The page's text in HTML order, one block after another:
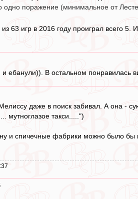
одно поражение (минимальное от
63 игр в 2016 году проиграл всего
ебанули)). В остальном понравилась
даже в поиск забивал. А она -
мутноглазое такси.....")
и спичечные фабрики можно было бы